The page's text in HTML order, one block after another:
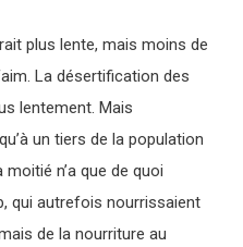
plus lente, mais moins de
La désertification des
lentement. Mais
un tiers de la population
n’a que de quoi
qui autrefois nourrissaient
de la nourriture au